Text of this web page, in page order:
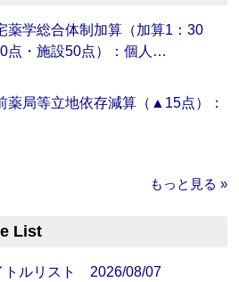
薬学総合体制加算（加算1：30
点・施設50点）：個人…
薬局等立地依存減算（▲15点）：
もっと見る »
List
トルリスト 2026/08/07